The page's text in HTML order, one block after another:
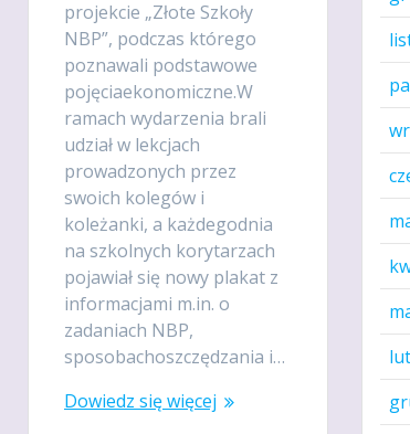
projekcie „Złote Szkoły
NBP”, podczas którego
poznawali podstawowe
pojęciaekonomiczne.W
ramach wydarzenia brali
udział w lekcjach
prowadzonych przez
swoich kolegów i
koleżanki, a każdegodnia
na szkolnych korytarzach
pojawiał się nowy plakat z
informacjami m.in. o
zadaniach NBP,
sposobachoszczędzania i…
Dowiedz się więcej